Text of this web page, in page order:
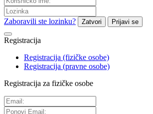
Zaboravili ste lozinku? Zatvori Prijavi se
Registracija
Registracija (fizičke osobe)
Registracija (pravne osobe)
Registracija za fizičke osobe